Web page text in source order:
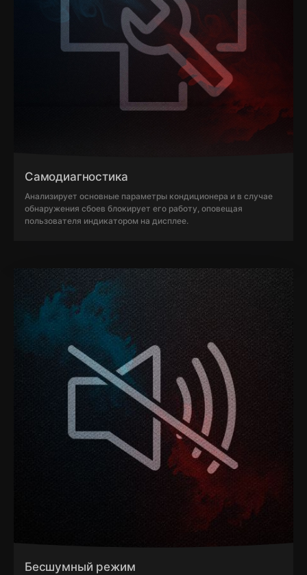
Самодиагностика
Анализирует основные параметры кондиционера и в случае
обнаружения сбоев блокирует его работу, оповещая
пользователя индикатором на дисплее.
Бесшумный режим